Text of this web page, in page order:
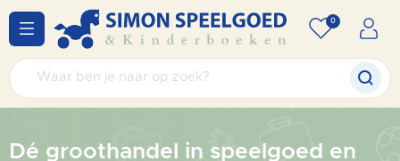
0
Dé groothandel in speelgoed en